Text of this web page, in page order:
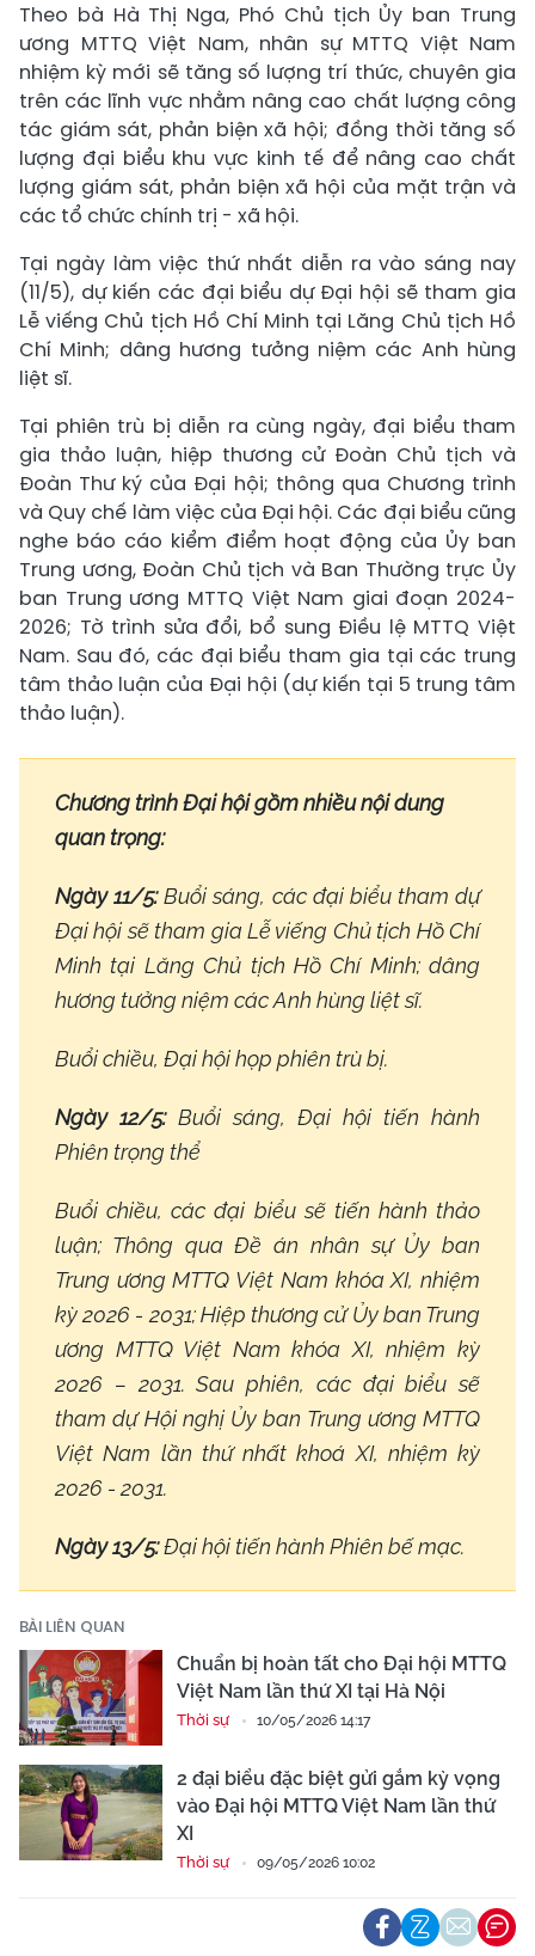
Theo bà Hà Thị Nga, Phó Chủ tịch Ủy ban Trung
ương MTTQ Việt Nam, nhân sự MTTQ Việt Nam
nhiệm kỳ mới sẽ tăng số lượng trí thức, chuyên gia
trên các lĩnh vực nhằm nâng cao chất lượng công
tác giám sát, phản biện xã hội; đồng thời tăng số
lượng đại biểu khu vực kinh tế để nâng cao chất
lượng giám sát, phản biện xã hội của mặt trận và
các tổ chức chính trị - xã hội.
Tại ngày làm việc thứ nhất diễn ra vào sáng nay
(11/5), dự kiến các đại biểu dự Đại hội sẽ tham gia
Lễ viếng Chủ tịch Hồ Chí Minh tại Lăng Chủ tịch Hồ
Chí Minh; dâng hương tưởng niệm các Anh hùng
liệt sĩ.
Tại phiên trù bị diễn ra cùng ngày, đại biểu tham
gia thảo luận, hiệp thương cử Đoàn Chủ tịch và
Đoàn Thư ký của Đại hội; thông qua Chương trình
và Quy chế làm việc của Đại hội. Các đại biểu cũng
nghe báo cáo kiểm điểm hoạt động của Ủy ban
Trung ương, Đoàn Chủ tịch và Ban Thường trực Ủy
ban Trung ương MTTQ Việt Nam giai đoạn 2024-
2026; Tờ trình sửa đổi, bổ sung Điều lệ MTTQ Việt
Nam. Sau đó, các đại biểu tham gia tại các trung
tâm thảo luận của Đại hội (dự kiến tại 5 trung tâm
thảo luận).
Chương trình Đại hội gồm nhiều nội dung
quan trọng:
Ngày 11/5:Buổi sáng, các đại biểu tham dự
Đại hội sẽ tham gia Lễ viếng Chủ tịch Hồ Chí
Minh tại Lăng Chủ tịch Hồ Chí Minh; dâng
hương tưởng niệm các Anh hùng liệt sĩ.
Buổi chiều, Đại hội họp phiên trù bị.
Ngày 12/5:Buổi sáng, Đại hội tiến hành
Phiên trọng thể
Buổi chiều, các đại biểu sẽ tiến hành thảo
luận; Thông qua Đề án nhân sự Ủy ban
Trung ương MTTQ Việt Nam khóa XI, nhiệm
kỳ 2026 - 2031; Hiệp thương cử Ủy ban Trung
ương MTTQ Việt Nam khóa XI, nhiệm kỳ
2026 – 2031. Sau phiên, các đại biểu sẽ
tham dự Hội nghị Ủy ban Trung ương MTTQ
Việt Nam lần thứ nhất khoá XI, nhiệm kỳ
2026 - 2031.
Ngày 13/5:Đại hội tiến hành Phiên bế mạc.
BÀI LIÊN QUAN
Chuẩn bị hoàn tất cho Đại hội MTTQ
Việt Nam lần thứ XI tại Hà Nội
Thời sự 10/05/2026 14:17
2 đại biểu đặc biệt gửi gắm kỳ vọng
vào Đại hội MTTQ Việt Nam lần thứ
XI
Thời sự 09/05/2026 10:02